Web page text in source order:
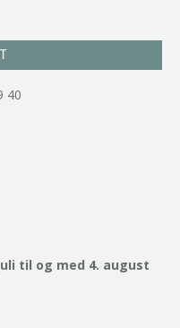
40
til og med 4. august